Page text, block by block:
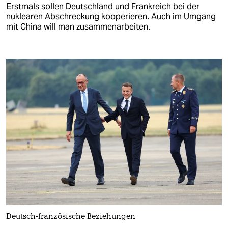
Erstmals sollen Deutschland und Frankreich bei der
nuklearen Abschreckung kooperieren. Auch im Umgang
mit China will man zusammenarbeiten.
Deutsch-französische Beziehungen